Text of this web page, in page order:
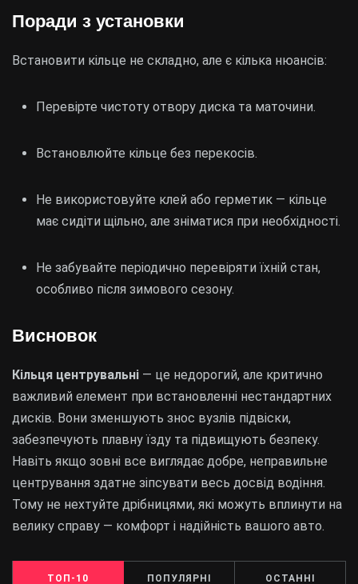
Поради з установки
Встановити кільце не складно, але є кілька нюансів:
Перевірте чистоту отвору диска та маточини.
Встановлюйте кільце без перекосів.
Не використовуйте клей або герметик — кільце
має сидіти щільно, але зніматися при необхідності.
Не забувайте періодично перевіряти їхній стан,
особливо після зимового сезону.
Висновок
Кільця центрувальні — це недорогий, але критично
важливий елемент при встановленні нестандартних
дисків. Вони зменшують знос вузлів підвіски,
забезпечують плавну їзду та підвищують безпеку.
Навіть якщо зовні все виглядає добре, неправильне
центрування здатне зіпсувати весь досвід водіння.
Тому не нехтуйте дрібницями, які можуть вплинути на
велику справу — комфорт і надійність вашого авто.
ТОП-10 ПОПУЛЯРНІ ОСТАННІ